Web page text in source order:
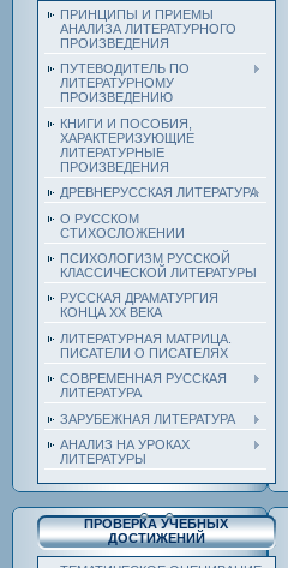
ПРИНЦИПЫ И ПРИЕМЫ
АНАЛИЗА ЛИТЕРАТУРНОГО
ПРОИЗВЕДЕНИЯ
ПУТЕВОДИТЕЛЬ ПО
ЛИТЕРАТУРНОМУ
ПРОИЗВЕДЕНИЮ
КНИГИ И ПОСОБИЯ,
ХАРАКТЕРИЗУЮЩИЕ
ЛИТЕРАТУРНЫЕ
ПРОИЗВЕДЕНИЯ
ДРЕВНЕРУССКАЯ ЛИТЕРАТУРА
О РУССКОМ
СТИХОСЛОЖЕНИИ
ПСИХОЛОГИЗМ РУССКОЙ
КЛАССИЧЕСКОЙ ЛИТЕРАТУРЫ
РУССКАЯ ДРАМАТУРГИЯ
КОНЦА ХХ ВЕКА
ЛИТЕРАТУРНАЯ МАТРИЦА.
ПИСАТЕЛИ О ПИСАТЕЛЯХ
СОВРЕМЕННАЯ РУССКАЯ
ЛИТЕРАТУРА
ЗАРУБЕЖНАЯ ЛИТЕРАТУРА
АНАЛИЗ НА УРОКАХ
ЛИТЕРАТУРЫ
ПРОВЕРКА УЧЕБНЫХ
ДОСТИЖЕНИЙ